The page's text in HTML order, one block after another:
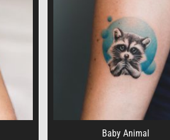
Baby Animal